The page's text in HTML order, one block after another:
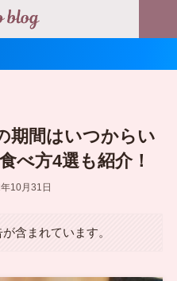
期間はいつからい
べ方4選も紹介！
10月31日
含まれています。